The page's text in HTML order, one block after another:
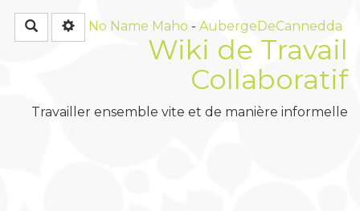
RechercherNo Name Maho - AubergeDeCannedda
Wiki de Travail
Collaboratif
Travailler ensemble vite et de manière informelle